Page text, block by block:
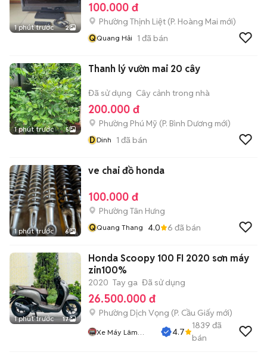
1 phút trước 2
100.000 đ
Phường Thịnh Liệt (P. Hoàng Mai mới)
QQuang Hải 1 đã bán
1 phút trước 5
Thanh lý vườn mai 20 cây
Đã sử dụng Cây cảnh trong nhà
200.000 đ
Phường Phú Mỹ (P. Bình Dương mới)
DDinh 1 đã bán
1 phút trước 6
ve chai đồ honda
100.000 đ
Phường Tân Hưng
QQuang Thang 4.0 6 đã bán
1 phút trước 17
Honda Scoopy 100 FI 2020 sơn máy
zin100%
2020 Tay ga Đã sử dụng
26.500.000 đ
Phường Dịch Vọng (P. Cầu Giấy mới)
Xe Máy Lâm
4.7
1839 đã
bán